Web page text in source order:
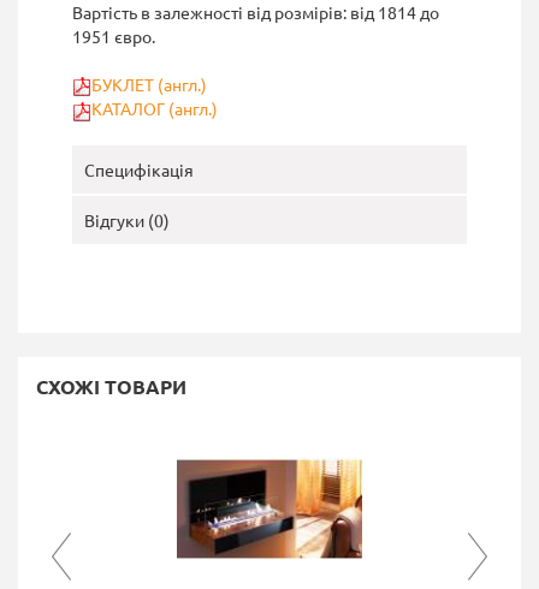
Вартість в залежності від розмірів: від 1814 до
1951 євро.
БУКЛЕТ (англ.)
КАТАЛОГ (англ.)
Специфікація
Відгуки (0)
СХОЖІ ТОВАРИ